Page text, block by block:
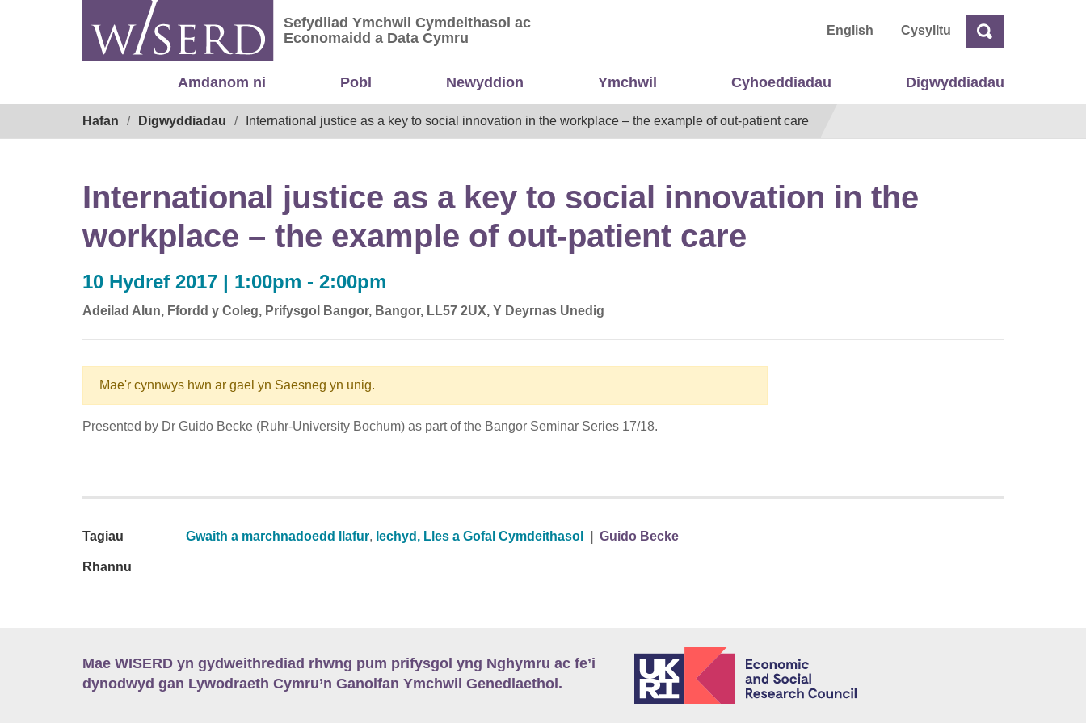
Sefydliad Ymchwil Cymdeithasol ac Economaidd a Data Cymru
Sefydliad Ymchwil Cymdeithasol ac
Economaidd a Data Cymru
English CysylltuChwilio
Amdanom ni Pobl Newyddion Ymchwil Cyhoeddiadau Digwyddiadau
Hafan Digwyddiadau International justice as a key to social innovation in the workplace – the example of out-patient care
International justice as a key to social innovation in the
workplace – the example of out-patient care
10 Hydref 2017 | 1:00pm - 2:00pm
Adeilad Alun, Ffordd y Coleg, Prifysgol Bangor, Bangor, LL57 2UX, Y Deyrnas Unedig
Mae'r cynnwys hwn ar gael yn Saesneg yn unig.
Presented by Dr Guido Becke (Ruhr-University Bochum) as part of the Bangor Seminar Series 17/18.
Tagiau Gwaith a marchnadoedd llafur, Iechyd, Lles a Gofal Cymdeithasol Guido Becke
Rhannu
Mae WISERD yn gydweithrediad rhwng pum prifysgol yng Nghymru ac fe’i
dynodwyd gan Lywodraeth Cymru’n Ganolfan Ymchwil Genedlaethol.